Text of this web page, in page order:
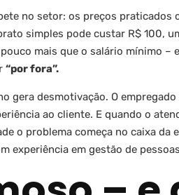
no setor: os preços praticados
simples pode custar R$ 100,
mais que o salário mínimo –
“por fora”.
gera desmotivação. O
ao cliente. E quando o
o problema começa no caixa da
experiência em gestão de